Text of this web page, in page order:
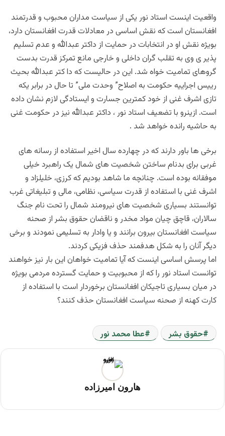
واقعیت اینست استاد نور یکی از سیاست مداران محبوب و قدرتمند
افغانستان است که نقش اساسی در معادلات قدرت افغانستان دارد،
بویژه نقش او در انتخابات در حمایت از داکتر عبدالله و عدم تسلیم
پذیر ی وی به تقلب گران داخلی و خارجی مانع تمرکز قدرت بدست
گروهای تمامیت خواه شد. این در حالیست که دا کتر عبدالله بحیث
رییس اجراییه حکومت به اصلاح” وحدت ملی” تا حال در برابر یکه
تازی اشرف غنی از خود کمترین جسارت و ایستادگی لازم نشان داده
است. ازینرو با تضعیف استاد نور ، داکتر عبدالله نیز در حکومت غنی
به حاشیه رانده خواهد شد .
برخی ها باور دارند که در چهارده سال اخیر استفاده از رسانه های
غربی برای بدنام ساختن شخصیت های شمال یک راهبرد خیلی
موفقانه بوده است. چنانچه ما شاهد بودیم که کرزی، خلیلزاد و
اشرف غنی با استفاده از قدرت سیاسی، نظامی، مالی و تبلیغاتی غرب
توانستند بسیاری شخصیت های نیرومند شمال را تحت نام جنگ
سالاران، قاچق چیان مواد مخدر و ناقضان حقوق بشر از صحنه
سیاست افغانستان بیرون برانند و یا وادار به تسلیمی نمودند و برخی
دیگر آنان را به شکل هدفمند حذف فزیکی کردند.
اما پرسش اساسی اینست که آیا تمامیت خواهان این بار نیز خواهند
توانست استاد نور را که از محبوبیت و حمایت گسترده مردمی بویژه
در میان بسیاری تاجیکان افغانستان برخوردار است با استفاده از
کارت کهنه از صحنه سیاست افغانستان حذف کنند؟
حقوق بشر عطا محمد نور
هارون امیرزاده